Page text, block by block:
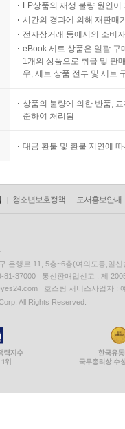
LP상품의 재생 불량 원인
시간의 경과에 의해 재판매
전자상거래 등에서의 소비
eBook 세트 상품은 일괄 구
1개의 상품으로 취급 및 판
우, 세트 상품 전부 및 세트
상품의 불량에 의한 반품,
준하여 처리됨
대금 환불 및 환불 지연에
청소년보호정책 도서홍보안내
은행로 11, 5층~6층(여의도동,일신
81-37000 통신판매업신고 : 제
호스팅 서비스사업자 :
All Rights Reserved.